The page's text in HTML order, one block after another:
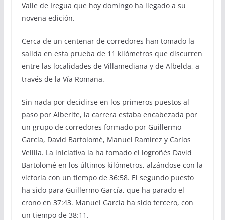
Valle de Iregua que hoy domingo ha llegado a su
novena edición.
Cerca de un centenar de corredores han tomado la
salida en esta prueba de 11 kilómetros que discurren
entre las localidades de Villamediana y de Albelda, a
través de la Vía Romana.
Sin nada por decidirse en los primeros puestos al
paso por Alberite, la carrera estaba encabezada por
un grupo de corredores formado por Guillermo
García, David Bartolomé, Manuel Ramírez y Carlos
Velilla. La iniciativa la ha tomado el logroñés David
Bartolomé en los últimos kilómetros, alzándose con la
victoria con un tiempo de 36:58. El segundo puesto
ha sido para Guillermo García, que ha parado el
crono en 37:43. Manuel García ha sido tercero, con
un tiempo de 38:11.